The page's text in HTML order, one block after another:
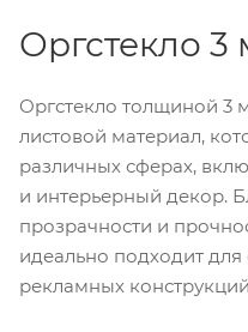
Оргстекло 3
Оргстекло толщиной 3
листовой материал,
различных сферах,
и интерьерный декор.
прозрачности и
идеально подходит
рекламных